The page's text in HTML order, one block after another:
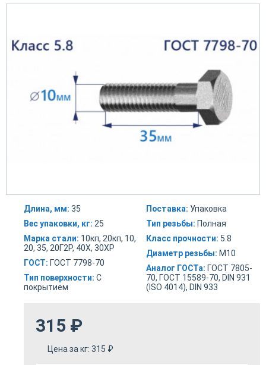
Длина, мм: 35
Вес упаковки, кг: 25
Марка стали: 10кп, 20кп, 10,
20, 35, 20Г2Р, 40Х, 30ХР
ГОСТ: ГОСТ 7798-70
Тип поверхности: С
покрытием
Поставка: Упаковка
Тип резьбы: Полная
Класс прочности: 5.8
Диаметр резьбы: М10
Аналог ГОСТа: ГОСТ 7805-
70, ГОСТ 15589-70, DIN 931
(ISO 4014), DIN 933
315 ₽
Цена за кг: 315 ₽